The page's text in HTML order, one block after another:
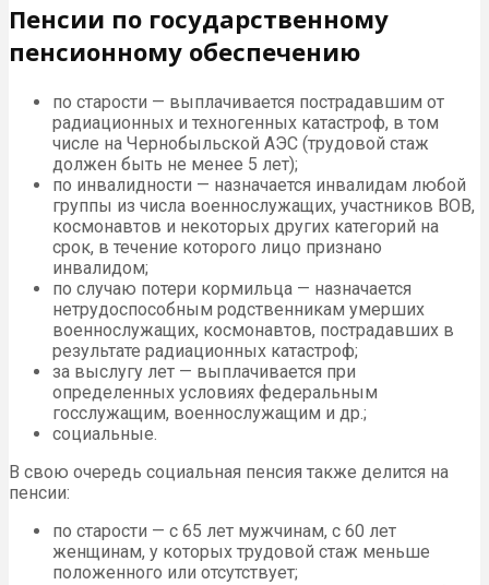
Пенсии по государственному
пенсионному обеспечению
по старости — выплачивается пострадавшим от
радиационных и техногенных катастроф, в том
числе на Чернобыльской АЭС (трудовой стаж
должен быть не менее 5 лет);
по инвалидности — назначается инвалидам любой
группы из числа военнослужащих, участников ВОВ,
космонавтов и некоторых других категорий на
срок, в течение которого лицо признано
инвалидом;
по случаю потери кормильца — назначается
нетрудоспособным родственникам умерших
военнослужащих, космонавтов, пострадавших в
результате радиационных катастроф;
за выслугу лет — выплачивается при
определенных условиях федеральным
госслужащим, военнослужащим и др.;
социальные.
В свою очередь социальная пенсия также делится на
пенсии:
по старости — с 65 лет мужчинам, с 60 лет
женщинам, у которых трудовой стаж меньше
положенного или отсутствует;